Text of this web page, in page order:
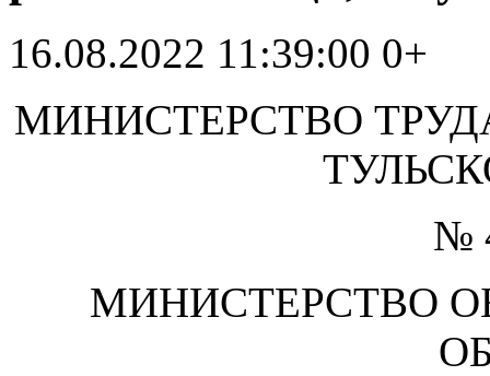
ранней помощи, в
16.08.2022 11:39:00 0+
МИНИСТЕРСТВО
№
МИНИСТЕРСТВО